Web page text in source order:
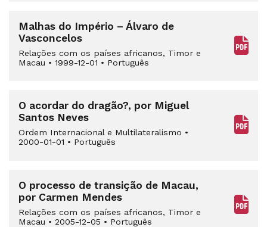
Malhas do Império – Álvaro de
Vasconcelos
Relações com os países africanos, Timor e
Macau • 1999-12-01 • Português
O acordar do dragão?, por Miguel
Santos Neves
Ordem Internacional e Multilateralismo •
2000-01-01 • Português
O processo de transição de Macau,
por Carmen Mendes
Relações com os países africanos, Timor e
Macau • 2005-12-05 • Português